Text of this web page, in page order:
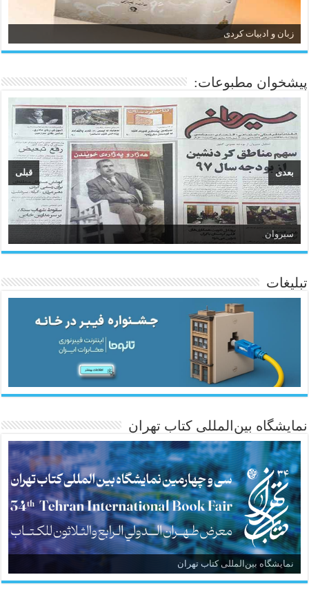
زبان و ادبیات کردی
پیشخوان مطبوعات:
سیروان
ئاژانسی هەواڵی مێهر
قبلی بعدی
تبلیغات
نمایشگاه بین‌المللی کتاب تهران
نمایشگاه بین‌المللی کتاب تهران